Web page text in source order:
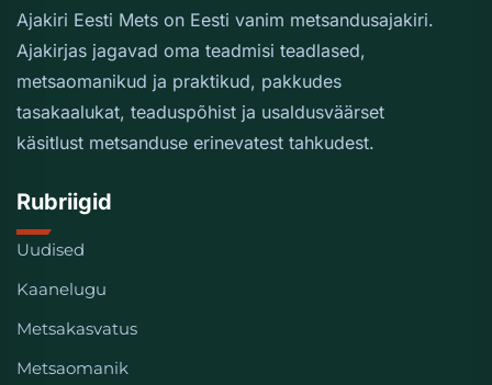
Ajakiri Eesti Mets on Eesti vanim metsandusajakiri.
Ajakirjas jagavad oma teadmisi teadlased,
metsaomanikud ja praktikud, pakkudes
tasakaalukat, teaduspõhist ja usaldusväärset
käsitlust metsanduse erinevatest tahkudest.
Rubriigid
Uudised
Kaanelugu
Metsakasvatus
Metsaomanik